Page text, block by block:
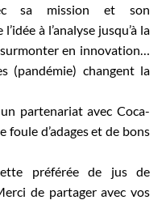
sa mission et son
à l’analyse jusqu’à la
en innovation…
(pandémie) changent la
partenariat avec Coca-
d’adages et de bons
préférée de jus de
de partager avec vos